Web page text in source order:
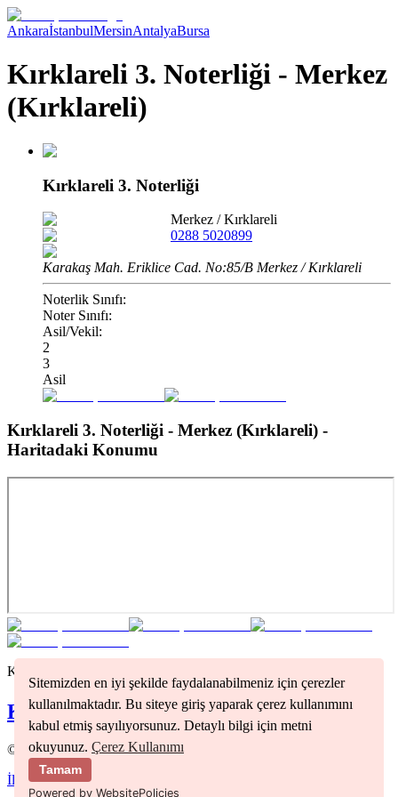
Sitemizden en iyi şekilde faydalanabilmeniz için çerezler
kullanılmaktadır. Bu siteye giriş yaparak çerez kullanımını
kabul etmiş sayılıyorsunuz. Detaylı bilgi için metni
okuyunuz. Çerez Kullanımı
Tamam
Powered by WebsitePolicies
AnkaraİstanbulMersinAntalyaBursa
Kırklareli 3. Noterliği - Merkez
(Kırklareli)
Kırklareli 3. Noterliği
Merkez /Kırklareli
0288 5020899
Karakaş Mah. Eriklice Cad. No:85/B Merkez / Kırklareli
Noterlik Sınıfı:
Noter Sınıfı:
Asil/Vekil:
2
3
Asil
Kırklareli 3. Noterliği - Merkez (Kırklareli) -
Haritadaki Konumu
Kırklareli
KırklareliNoterleri
© 2026Nöbetçi Noter
İletişimKullanım Koşulları